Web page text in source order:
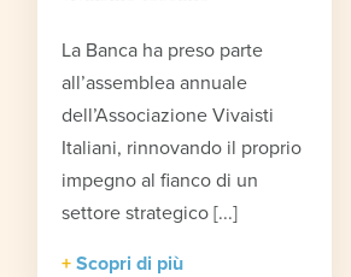
La Banca ha preso parte
all’assemblea annuale
dell’Associazione Vivaisti
Italiani, rinnovando il proprio
impegno al fianco di un
settore strategico [...]
Scopri di più